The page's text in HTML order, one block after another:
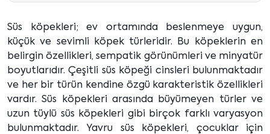
Süs köpekleri; ev ortamında beslenmeye uygun,
küçük ve sevimli köpek türleridir. Bu köpeklerin en
belirgin özellikleri, sempatik görünümleri ve minyatür
boyutlarıdır. Çeşitli süs köpeği cinsleri bulunmaktadır
ve her bir türün kendine özgü karakteristik özellikleri
vardır. Süs köpekleri arasında büyümeyen türler ve
uzun tüylü süs köpekleri gibi birçok farklı varyasyon
bulunmaktadır. Yavru süs köpekleri, çocuklar için